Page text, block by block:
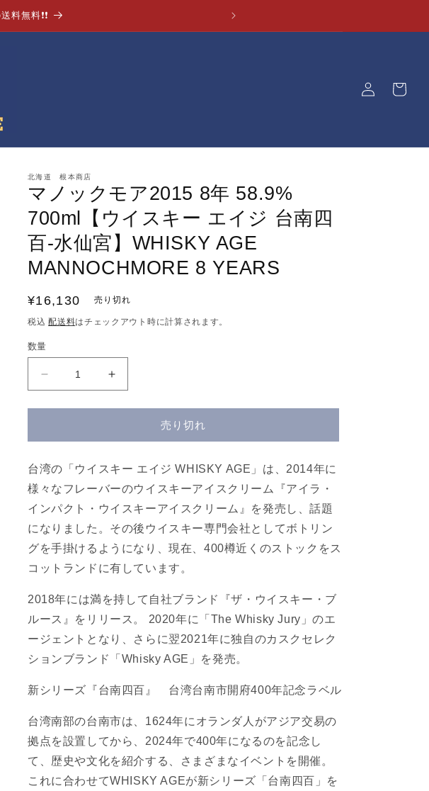
無料❗❗
イ
ー
北海道 根本商店
マノックモア2015 8年 58.9%
700ml【ウイスキー エイジ 台南四
百-水仙宮】WHISKY AGE
MANNOCHMORE 8 YEARS
通
常
価
格
¥16,130 売り切れ
税込配送料はチェックアウト時に計算されます。
数量
ア
2015
8
年
58.9%
700ml【ウ
イ
キ
ー
イ
ジ
南
四
百-
水
仙
宮】
マ
ア
2015
年
58.9%
700ml【ウ
イ
キ
イ
台
南
四
水
仙
宮】
売り切れ
台湾の「ウイスキー エイジ WHISKY AGE」は、2014年に
様々なフレーバーのウイスキーアイスクリーム『アイラ・
インパクト・ウイスキーアイスクリーム』を発売し、話題
になりました。その後ウイスキー専門会社としてボトリン
グを手掛けるようになり、現在、400樽近くのストックをス
コットランドに有しています。
2018年には満を持して自社ブランド『ザ・ウイスキー・ブ
ルース』をリリース。 2020年に「The Whisky Jury」のエ
ージェントとなり、さらに翌2021年に独自のカスクセレク
ションブランド「Whisky AGE」を発売。
新シリーズ『台南四百』 台湾台南市開府400年記念ラベル
台湾南部の台南市は、1624年にオランダ人がアジア交易の
拠点を設置してから、2024年で400年になるのを記念し
て、歴史や文化を紹介する、さまざまなイベントを開催。
これに合わせてWHISKY AGEが新シリーズ「台南四百」を